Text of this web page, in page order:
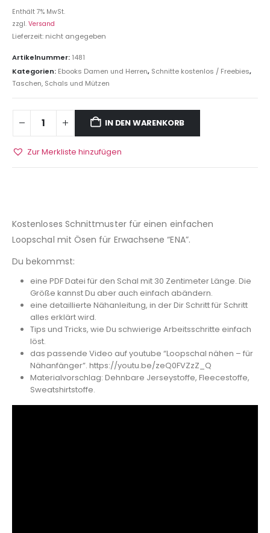
Enthält 7% MwSt.
zzgl. Versand
Lieferzeit: nicht angegeben
Artikelnummer: 1481
Kategorien: Ebooks Damen und Herren, Schnitte kostenlos / Freebies,
Taschen, Schals und Mützen
IN DEN WARENKORB
Zur Merkliste hinzufügen
Kostenloses Schnittmuster für einen einfachen
Loopschal mit Ösen für Erwachsene “ENA”.
Du bekommst:
eine PDF Datei für den Schal mit 30 Zentimeter Länge. Die
Größe kannst Du aber auch einfach abändern.
eine detaillierte Nähanleitung, in der Dir Schritt für Schritt
alles erklärt wird.
Tips und Tricks, wie Du schwierige Arbeitsschritte einfach
löst.
das passende Video auf youtube “Loopschal nähen – für
Nähanfänger”. https://youtu.be/zeQ0FVZzZ_Q
Materialvorschlag: Dehnbare Jerseystoffe, Fleecestoffe,
Sweatshirtstoffe.